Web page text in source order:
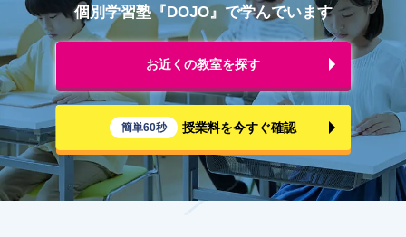
個別学習塾『DOJO』で学んでいます
お近くの教室を探す
簡単60秒 授業料を今すぐ確認